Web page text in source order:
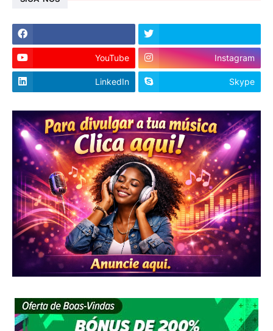
YouTube Instagram
LinkedIn Skype